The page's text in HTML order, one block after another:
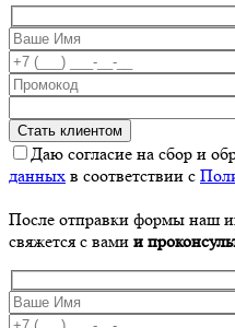
Даю согласие на сбор и
данных в соответствии с
После отправки формы наш
свяжется с вами и